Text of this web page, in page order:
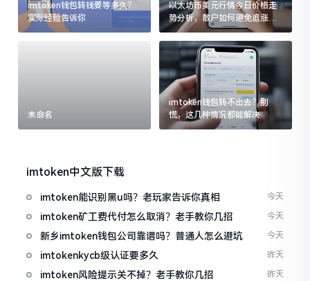
imtoken钱包转钱要等多久？
实际经验告诉你
以太坊币美元行情今日价格走
势分析，散户如何避免追涨杀
跌被套牢
未命名
imtoken钱包转不出去？别
慌，这几种情况都能解决
imtoken中文版下载
imtoken能识别黑u吗？老玩家告诉你真相 今天
imtoken矿工费代付怎么取消？老手教你几招 今天
新乡imtoken钱包公司靠谱吗？普通人怎么避坑 今天
imtokenkycb级认证要多久 昨天
imtoken风险提示关不掉？老手教你几招 昨天